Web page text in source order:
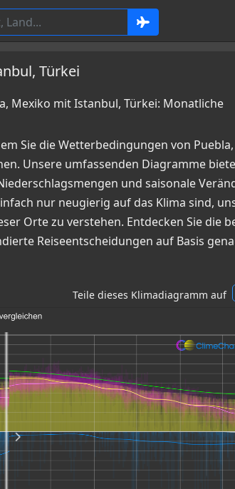
Türkei
Mexiko mit Istanbul, Türkei: Monatliche
Sie die Wetterbedingungen von
Unsere umfassenden Diagramme
und saisonale
nur neugierig auf das Klima sind,
Orte zu verstehen. Entdecken Sie die
Reiseentscheidungen auf Basis
Teile dieses Klimadiagramm auf